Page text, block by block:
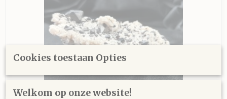
Cookies toestaan Opties
Welkom op onze website!